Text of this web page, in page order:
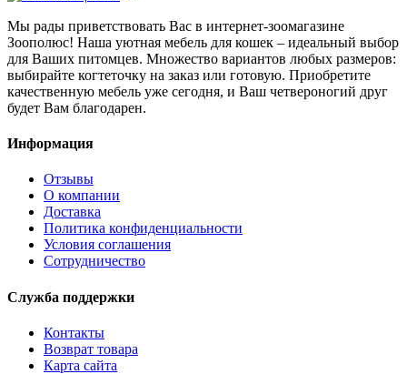
Мы рады приветствовать Вас в интернет-зоомагазине
Зоополюс! Наша уютная мебель для кошек – идеальный выбор
для Ваших питомцев. Множество вариантов любых размеров:
выбирайте когтеточку на заказ или готовую. Приобретите
качественную мебель уже сегодня, и Ваш четвероногий друг
будет Вам благодарен.
Информация
Отзывы
О компании
Доставка
Политика конфиденциальности
Условия соглашения
Сотрудничество
Служба поддержки
Контакты
Возврат товара
Карта сайта